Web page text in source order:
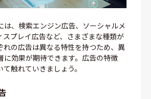
は、検索エンジン広告、ソーシャルメ
スプレイ広告など、さまざまな種類が
れの広告は異なる特性を持つため、異
に効果が期待できます。広告の特徴
触れていきましょう。